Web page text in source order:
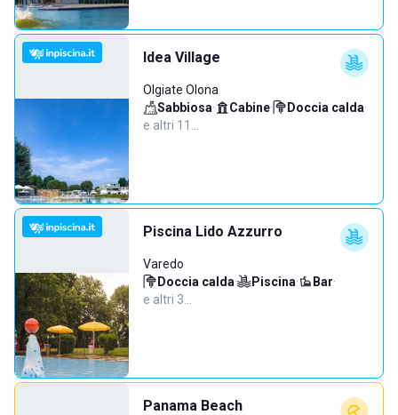
Idea Village
Olgiate Olona
Sabbiosa· Cabine· Doccia calda·
e altri 11…
Piscina Lido Azzurro
Varedo
Doccia calda· Piscina· Bar·
e altri 3…
Panama Beach